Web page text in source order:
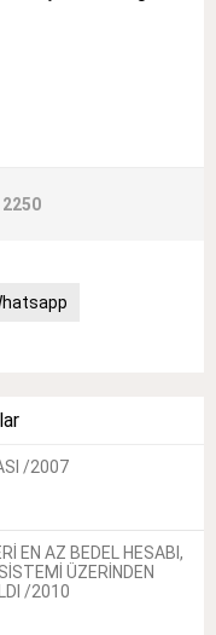
2250
/2007
EN AZ BEDEL HESABI,
ÜZERİNDEN
/2010